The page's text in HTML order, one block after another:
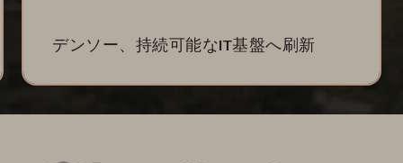
デンソー、持続可能なIT基盤へ刷新